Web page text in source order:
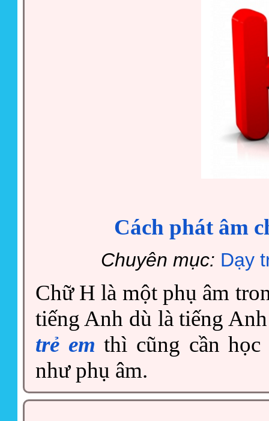
Cách phát âm
Chuyên mục: Dạy
Chữ H là một phụ âm
tiếng Anh dù là tiếng
trẻ em thì cũng cần học
như phụ âm.